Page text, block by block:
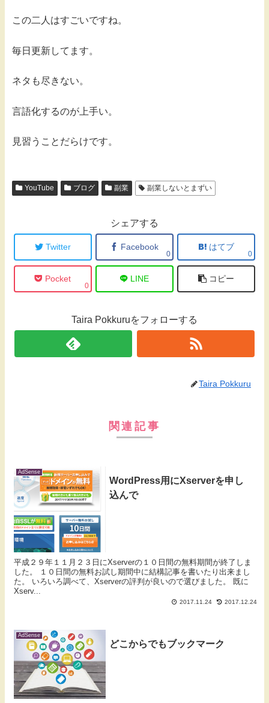
この二人はすごいですね。
毎日更新してます。
ネタも尽きない。
言語化するのが上手い。
見習うことだらけです。
YouTube ブログ 副業 副業しないとまずい
シェアする
Twitter Facebook
0
はてブ
0
Pocket
0
LINE コピー
Taira Pokkuruをフォローする
Taira Pokkuru
関連記事
AdSense
WordPress用にXserverを申し
込んで
平成２９年１１月２３日にXserverの１０日間の無料期間が終了しま
した。 １０日間の無料お試し期間中に結構記事を書いたり出来まし
た。 いろいろ調べて、Xserverの評判が良いので選びました。 既に
Xserv...
2017.11.24 2017.12.24
AdSense
どこからでもブックマーク